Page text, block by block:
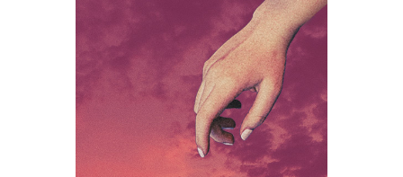
Ode to Billie Joe
, Bobbie Gentry
(1967)
Nicolas Worms
, pianiste et
compositeur, et
Eden Tinto Collins
performeur.se et musicien.ne
Rébecca Chaillon, comédienne et
metteure en scène, etSandra
Calderan , comédienne